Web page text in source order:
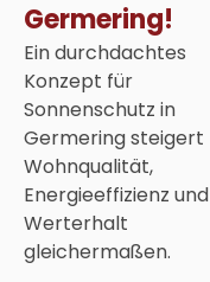
Germering!
Ein durchdachtes
Konzept für
Sonnenschutz in
Germering steigert
Wohnqualität,
Energieeffizienz und
Werterhalt
gleichermaßen.